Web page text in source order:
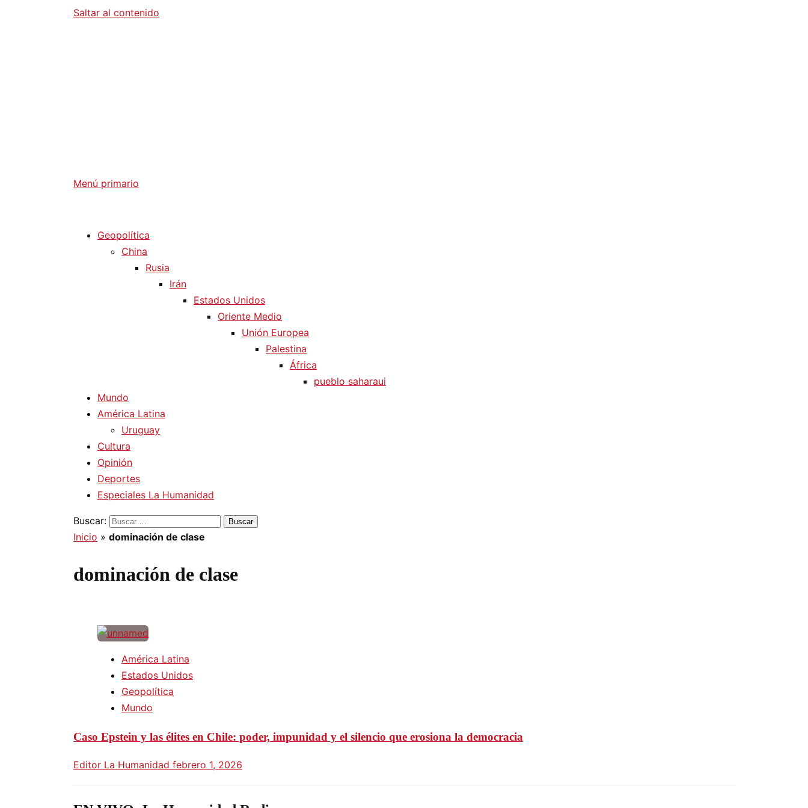
Saltar al contenido
Menú primario
Geopolítica
China
Rusia
Irán
Estados Unidos
Oriente Medio
Unión Europea
Palestina
África
pueblo saharaui
Mundo
América Latina
Uruguay
Cultura
Opinión
Deportes
Especiales La Humanidad
Buscar:
Inicio » dominación de clase
dominación de clase
América Latina
Estados Unidos
Geopolítica
Mundo
Caso Epstein y las élites en Chile: poder, impunidad y el silencio que erosiona la democracia
Editor La Humanidad febrero 1, 2026